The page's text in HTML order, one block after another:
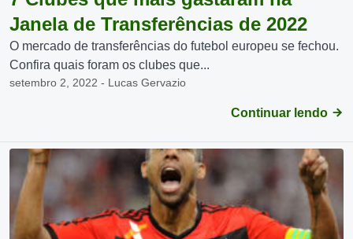
Janela de Transferências de 2022
O mercado de transferências do futebol europeu se fechou.
Confira quais foram os clubes que...
setembro 2, 2022 - Lucas Gervazio
Continuar lendo